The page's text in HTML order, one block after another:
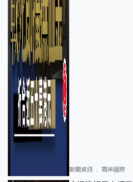
新聞資訊 兩岸國際